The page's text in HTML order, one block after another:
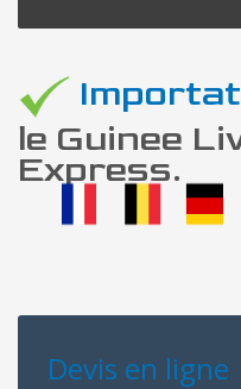
le Guinee
Express.
Devis en ligne